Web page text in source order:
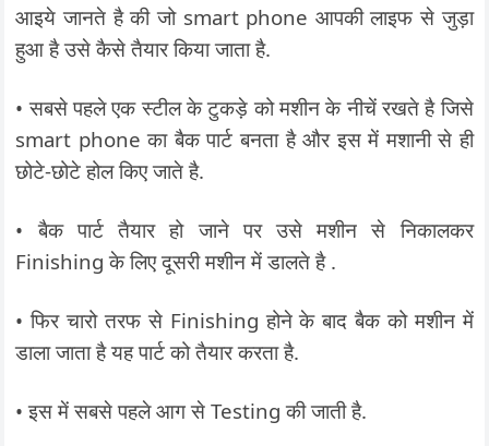
आइये जानते है की जो smart phone आपकी लाइफ से जुड़ा
हुआ है उसे कैसे तैयार किया जाता है.
• सबसे पहले एक स्टील के टुकड़े को मशीन के नीचें रखते है जिसे
smart phone का बैक पार्ट बनता है और इस में मशानी से ही
छोटे-छोटे होल किए जाते है.
• बैक पार्ट तैयार हो जाने पर उसे मशीन से निकालकर
Finishing के लिए दूसरी मशीन में डालते है .
• फिर चारो तरफ से Finishing होने के बाद बैक को मशीन में
डाला जाता है यह पार्ट को तैयार करता है.
• इस में सबसे पहले आग से Testing की जाती है.